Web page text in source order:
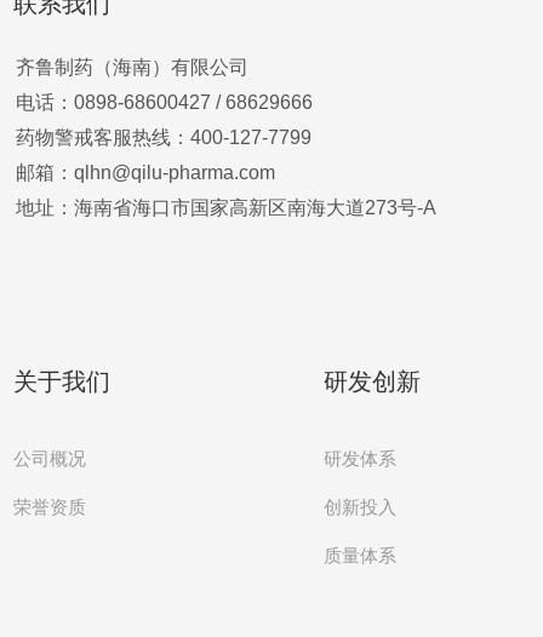
关于我们
公司概况
荣誉资质
研发创新
研发体系
创新投入
质量体系
齐鲁制药（海南）有限公司
电话：0898-68600427 /68629666
药物警戒客服热线：400-127-7799
邮箱：qlhn@qilu-pharma.com
地址：海南省海口市国家高新区南海大道273号-A